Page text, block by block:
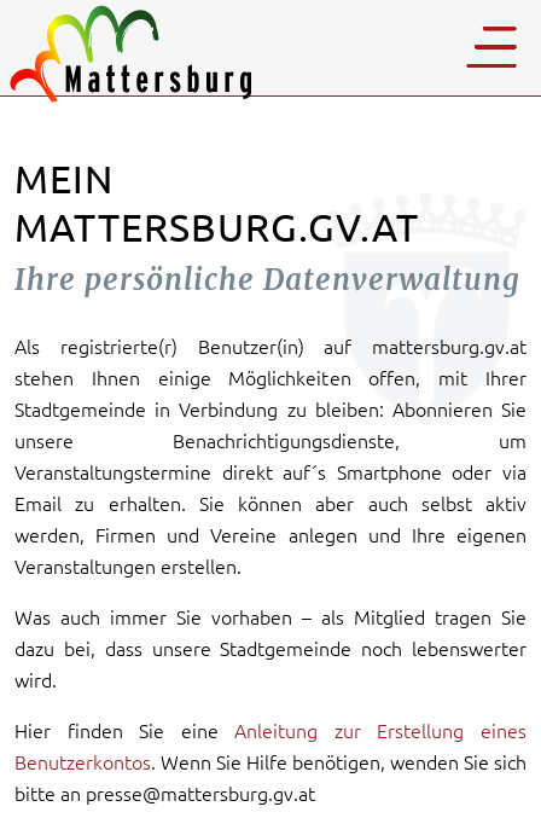
MEIN
MATTERSBURG.GV.AT
Ihre persönliche Datenverwaltung
Als registrierte(r) Benutzer(in) auf mattersburg.gv.at
stehen Ihnen einige Möglichkeiten offen, mit Ihrer
Stadtgemeinde in Verbindung zu bleiben: Abonnieren Sie
unsere Benachrichtigungsdienste, um
Veranstaltungstermine direkt auf´s Smartphone oder via
Email zu erhalten. Sie können aber auch selbst aktiv
werden, Firmen und Vereine anlegen und Ihre eigenen
Veranstaltungen erstellen.
Was auch immer Sie vorhaben – als Mitglied tragen Sie
dazu bei, dass unsere Stadtgemeinde noch lebenswerter
wird.
Hier finden Sie eineAnleitung zur Erstellung eines
Benutzerkontos. Wenn Sie Hilfe benötigen, wenden Sie sich
bitte an presse@mattersburg.gv.at